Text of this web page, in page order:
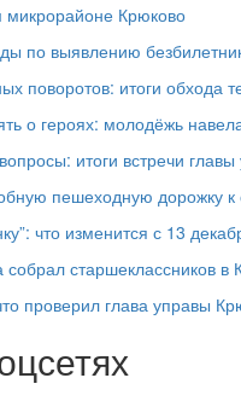
микрорайоне Крюково
по выявлению
поворотов: итоги обхода
о героях: молодёжь
итоги встречи
пешеходную дорожку к
что изменится с 13
старшеклассников в
проверил глава управы